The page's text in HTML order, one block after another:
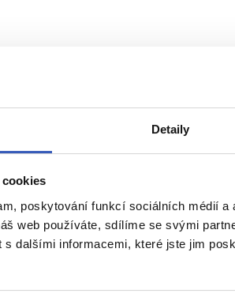
Detaily
poskytování funkcí sociálních médií
web používáte, sdílíme se svými
s dalšími informacemi, které jste jim
Naše péče nezná
Žádná